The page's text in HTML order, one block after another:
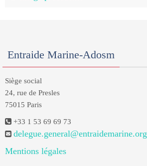
Entraide Marine-Adosm
Siège social
24, rue de Presles
75015 Paris
+33 1 53 69 69 73
delegue.general@entraidemarine.org
Mentions légales